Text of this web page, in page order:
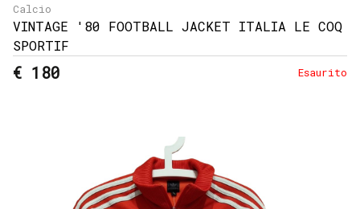
Calcio
VINTAGE '80 FOOTBALL JACKET ITALIA LE COQ
SPORTIF
€ 180 Esaurito